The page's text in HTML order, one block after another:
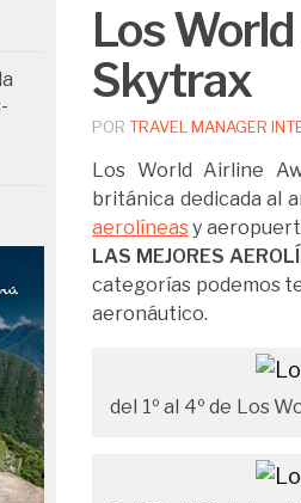
Los
Skytrax
POR TRAVEL MANAGER
Los World Airline
británica dedicada al
aerolíneasy
LAS MEJORES
categorías podemos
aeronáutico.
del 1º al 4º de Los